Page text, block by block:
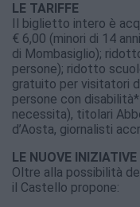
LE TARIFFE
Il biglietto intero è
€ 6,00 (minori di 14
di Mombasiglio);
persone); ridotto
gratuito per visitatori
persone con
necessita), titolari
d’Aosta, giornalisti
LE NUOVE INIZIATIVE
Oltre alla possibilità
il Castello propone: